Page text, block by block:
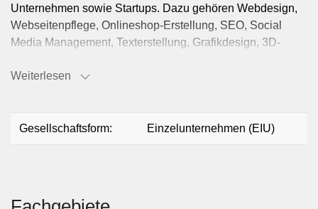
Unternehmen sowie Startups. Dazu gehören Webdesign,
Webseitenpflege, Onlineshop-Erstellung, SEO, Social
Media Management, Texterstellung, Grafikdesign, 3D-
entlasten dich von administrativen und kreativen Aufgaben,
Mindestanforderungen. Als Kunde profitierst du von
Weiterlesen
Gesellschaftsform: Einzelunternehmen (EIU)